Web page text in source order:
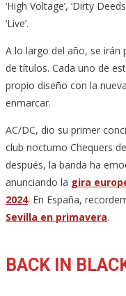
‘High Voltage’, ‘Dirty
‘Live’.
A lo largo del año, se irán
de títulos. Cada uno de
propio diseño con la
enmarcar.
AC/DC, dio su primer
club nocturno Chequers
después, la banda ha
anunciando la gira
2024. En España,
Sevilla en primavera.
BACK IN